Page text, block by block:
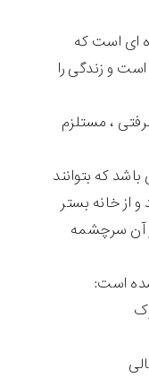
ای است که
و زندگی را
، مستلزم
که بتوانند
از خانه بستر
آن سرچشمه
است: